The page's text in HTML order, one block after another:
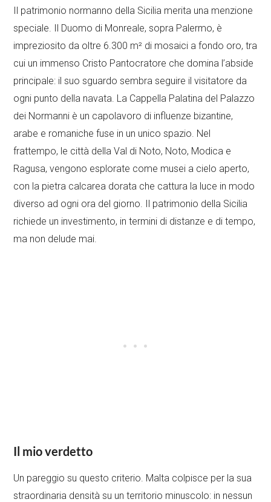
Il patrimonio normanno della Sicilia merita una menzione
speciale. Il Duomo di Monreale, sopra Palermo, è
impreziosito da oltre 6.300 m² di mosaici a fondo oro, tra
cui un immenso Cristo Pantocratore che domina l’abside
principale: il suo sguardo sembra seguire il visitatore da
ogni punto della navata. La Cappella Palatina del Palazzo
dei Normanni è un capolavoro di influenze bizantine,
arabe e romaniche fuse in un unico spazio. Nel
frattempo, le città della Val di Noto, Noto, Modica e
Ragusa, vengono esplorate come musei a cielo aperto,
con la pietra calcarea dorata che cattura la luce in modo
diverso ad ogni ora del giorno. Il patrimonio della Sicilia
richiede un investimento, in termini di distanze e di tempo,
ma non delude mai.
Il mio verdetto
Un pareggio su questo criterio. Malta colpisce per la sua
straordinaria densità su un territorio minuscolo: in nessun